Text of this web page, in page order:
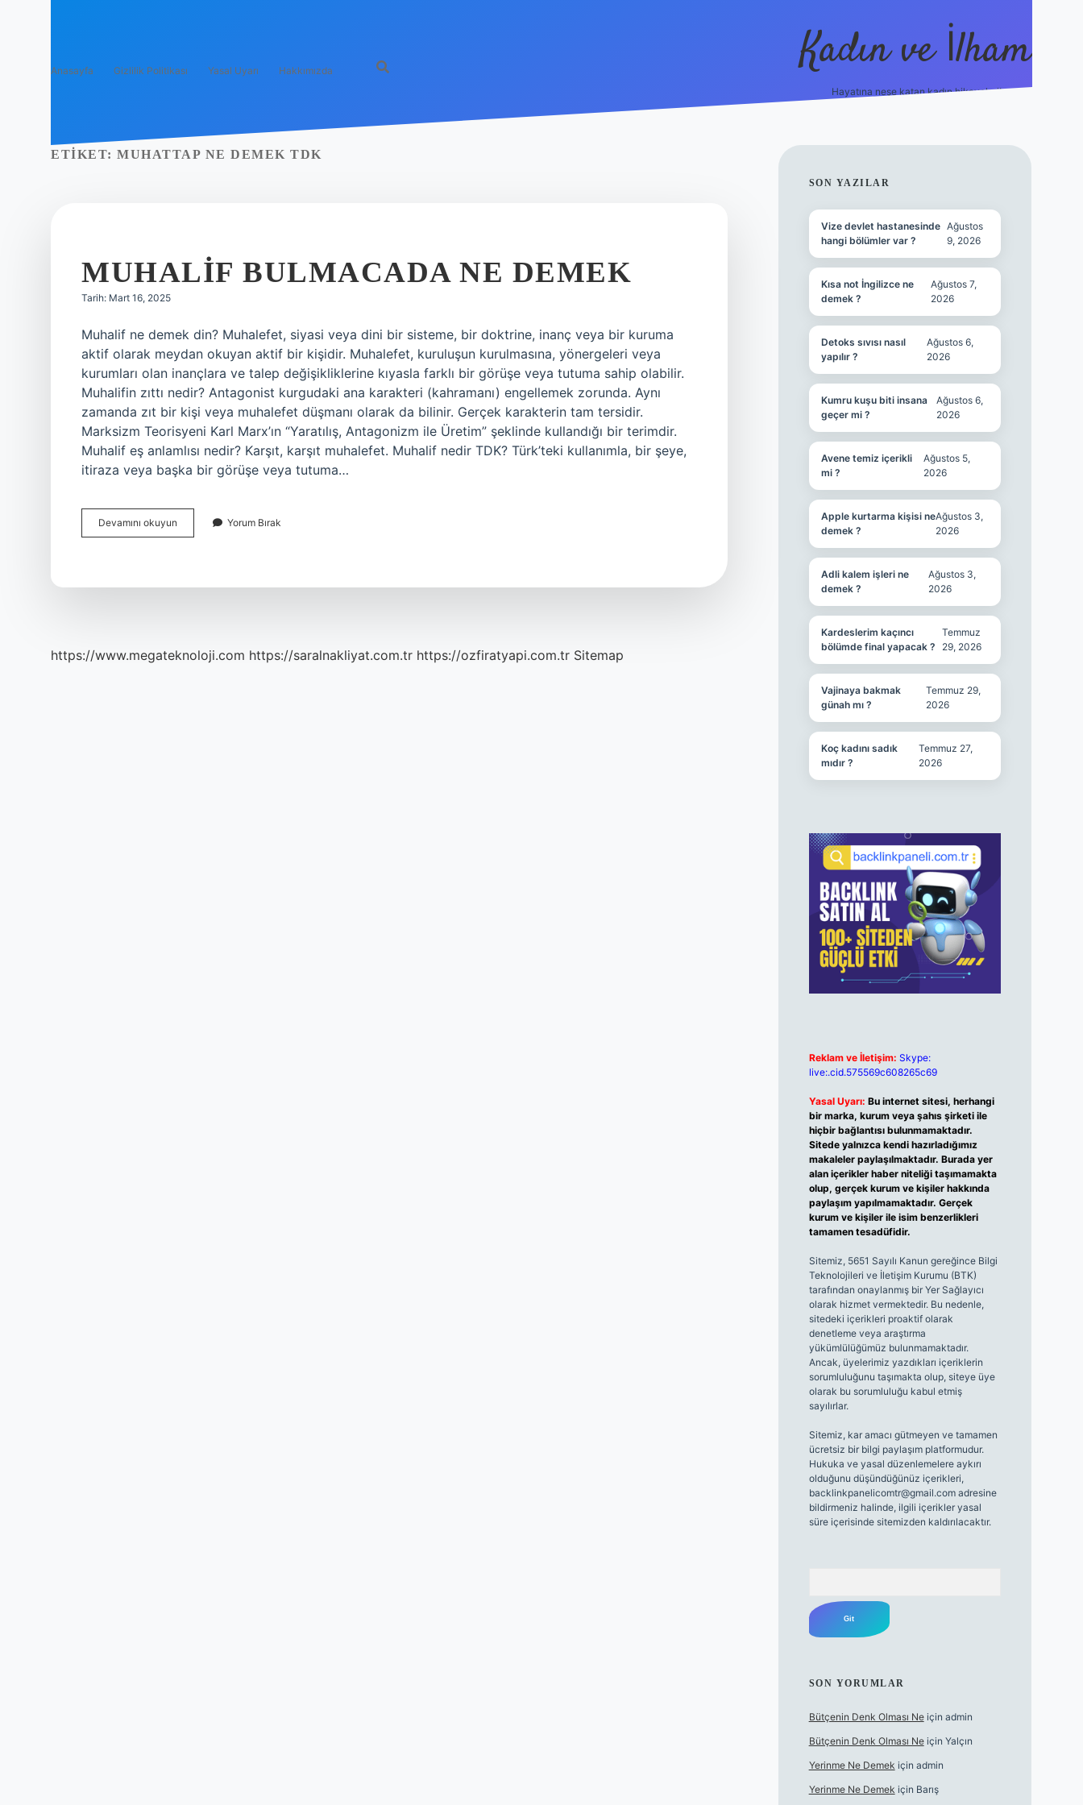
Anasayfa Gizlilik Politikası Yasal Uyarı Hakkımızda Kadın ve İlham
Hayatına neşe katan kadın hikayeleri!
ETIKET: MUHATTAP NE DEMEK TDK
MUHALIF BULMACADA NE DEMEK
Tarih: Mart 16, 2025
Muhalif ne demek din? Muhalefet, siyasi veya dini bir sisteme, bir doktrine, inanç veya bir kuruma
aktif olarak meydan okuyan aktif bir kişidir. Muhalefet, kuruluşun kurulmasına, yönergeleri veya
kurumları olan inançlara ve talep değişikliklerine kıyasla farklı bir görüşe veya tutuma sahip olabilir.
Muhalifin zıttı nedir? Antagonist kurgudaki ana karakteri (kahramanı) engellemek zorunda. Aynı
zamanda zıt bir kişi veya muhalefet düşmanı olarak da bilinir. Gerçek karakterin tam tersidir.
Marksizm Teorisyeni Karl Marx’ın “Yaratılış, Antagonizm ile Üretim” şeklinde kullandığı bir terimdir.
Muhalif eş anlamlısı nedir? Karşıt, karşıt muhalefet. Muhalif nedir TDK? Türk’teki kullanımla, bir şeye,
itiraza veya başka bir görüşe veya tutuma…
Devamını okuyun
Bulmacada
Yorum Bırak
https://www.megateknoloji.com https://saralnakliyat.com.tr https://ozfiratyapi.com.tr Sitemap
SIDEBAR
SON YAZILAR
Vize devlet hastanesinde
hangi bölümler var ?
Ağustos
9, 2026
Kısa not İngilizce ne
demek ?
Ağustos 7,
2026
Detoks sıvısı nasıl
yapılır ?
Ağustos 6,
2026
Kumru kuşu biti insana
geçer mi ?
Ağustos 6,
2026
Avene temiz içerikli
mi ?
Ağustos 5,
2026
Apple kurtarma kişisi ne
demek ?
Ağustos 3,
2026
Adli kalem işleri ne
demek ?
Ağustos 3,
2026
Kardeslerim kaçıncı
bölümde final yapacak ?
Temmuz
29, 2026
Vajinaya bakmak
günah mı ?
Temmuz 29,
2026
Koç kadını sadık
mıdır ?
Temmuz 27,
2026
Reklam ve İletişim: Skype:
live:.cid.575569c608265c69
Yasal Uyarı: Bu internet sitesi, herhangi
bir marka, kurum veya şahıs şirketi ile
hiçbir bağlantısı bulunmamaktadır.
Sitede yalnızca kendi hazırladığımız
makaleler paylaşılmaktadır. Burada yer
alan içerikler haber niteliği taşımamakta
olup, gerçek kurum ve kişiler hakkında
paylaşım yapılmamaktadır. Gerçek
kurum ve kişiler ile isim benzerlikleri
tamamen tesadüfidir.
Sitemiz, 5651 Sayılı Kanun gereğince Bilgi
Teknolojileri ve İletişim Kurumu (BTK)
tarafından onaylanmış bir Yer Sağlayıcı
olarak hizmet vermektedir. Bu nedenle,
sitedeki içerikleri proaktif olarak
denetleme veya araştırma
yükümlülüğümüz bulunmamaktadır.
Ancak, üyelerimiz yazdıkları içeriklerin
sorumluluğunu taşımakta olup, siteye üye
olarak bu sorumluluğu kabul etmiş
sayılırlar.
Sitemiz, kar amacı gütmeyen ve tamamen
ücretsiz bir bilgi paylaşım platformudur.
Hukuka ve yasal düzenlemelere aykırı
olduğunu düşündüğünüz içerikleri,
backlinkpanelicomtr@gmail.comadresine
bildirmeniz halinde, ilgili içerikler yasal
süre içerisinde sitemizden kaldırılacaktır.
SON YORUMLAR
Bütçenin Denk Olması Neiçin admin
Bütçenin Denk Olması Neiçin Yalçın
Yerinme Ne Demek için admin
Yerinme Ne Demek için Barış
ilbet https://